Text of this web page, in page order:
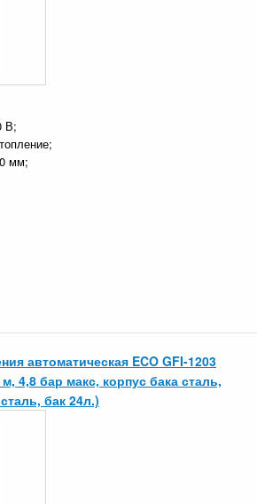
В;
мм;
автоматическая ECO GFI-1203
4,8 бар макс, корпус бака сталь,
бак 24л.)